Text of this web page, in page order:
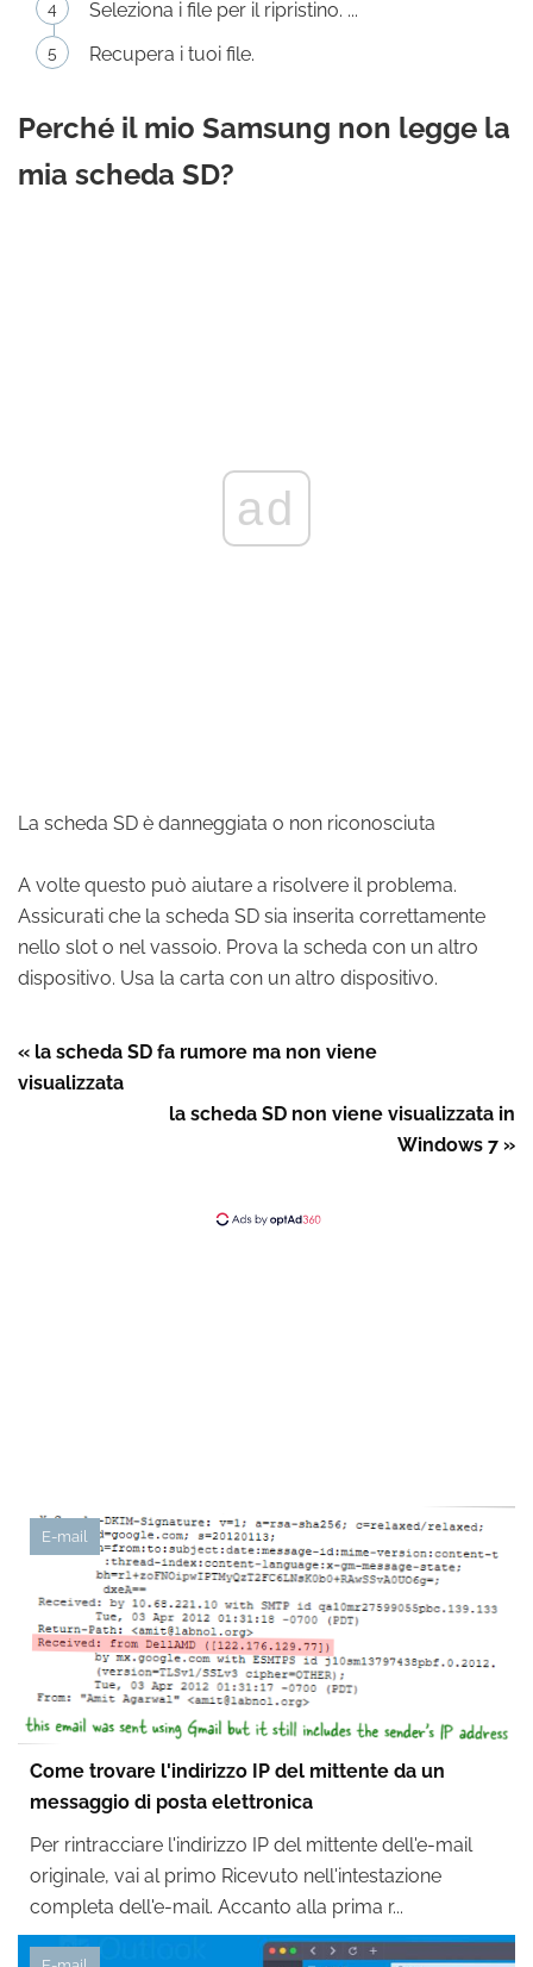
Seleziona i file per il ripristino. ...
Recupera i tuoi file.
Perché il mio Samsung non legge la
mia scheda SD?
ad
La scheda SD è danneggiata o non riconosciuta
A volte questo può aiutare a risolvere il problema.
Assicurati che la scheda SD sia inserita correttamente
nello slot o nel vassoio. Prova la scheda con un altro
dispositivo. Usa la carta con un altro dispositivo.
« la scheda SD fa rumore ma non viene
visualizzata
la scheda SD non viene visualizzata in
Windows 7 »
E-mail
Come trovare l'indirizzo IP del mittente da un
messaggio di posta elettronica
Per rintracciare l'indirizzo IP del mittente dell'e-mail
originale, vai al primo Ricevuto nell'intestazione
completa dell'e-mail. Accanto alla prima r...